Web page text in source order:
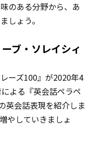
のある分野から、あ
しょう。
ブ・ソレイシィ
ーズ100』が2020年4
よる『英会話ペラペ
英会話表現を紹介しま
やしていきましょ